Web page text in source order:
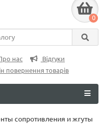
0
нас
Відгуки
повернення товарів
сопротивления и жгуты